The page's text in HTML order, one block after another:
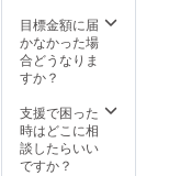
に記載
させて
いただ
名前
(ニック
ネーム
も可)を
ど盛り
だくさ
ん！/巻
末に皆
芳名を
記載さ
せてい
ただき
目標金額に届
かなかった場
合どうなりま
すか？
支援で困った
時はどこに相
談したらいい
ですか？